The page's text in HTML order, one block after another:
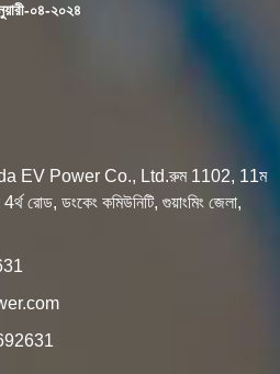
০৪-২০২৪
EV Power Co., Ltd.রুম 1102, 11ম
রোড, ডংকেং কমিউনিটি, গুয়াংমিং জেলা,